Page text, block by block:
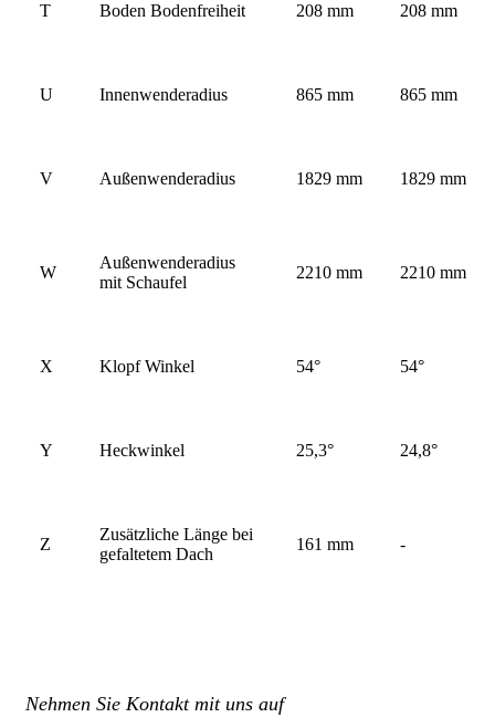
T Boden Bodenfreiheit 208 mm 208 mm
U Innenwenderadius 865 mm 865 mm
V Außenwenderadius 1829 mm 1829 mm
W
Außenwenderadius
mit Schaufel
2210 mm 2210 mm
X Klopf Winkel 54° 54°
Y Heckwinkel 25,3° 24,8°
Z
Zusätzliche Länge bei
gefaltetem Dach
161 mm -
Nehmen Sie Kontakt mit uns auf